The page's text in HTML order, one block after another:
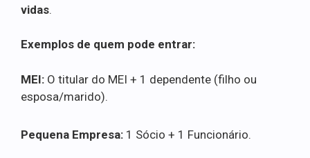
vidas.
Exemplos de quem pode entrar:
MEI: O titular do MEI + 1 dependente (filho ou
esposa/marido).
Pequena Empresa: 1 Sócio + 1 Funcionário.